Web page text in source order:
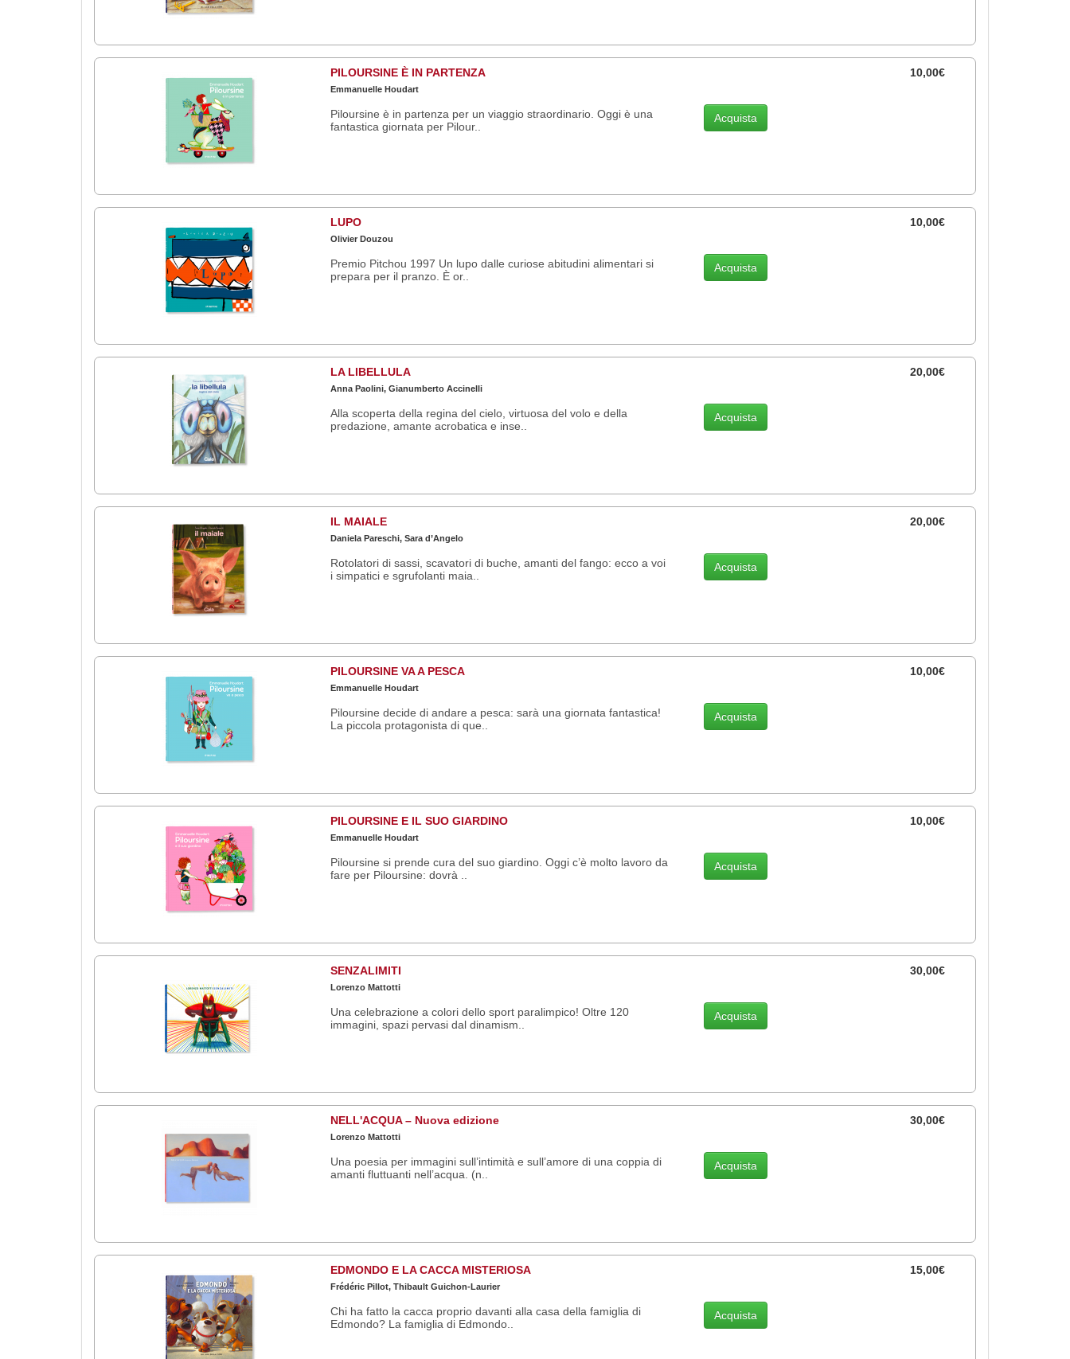
PILOURSINE È IN PARTENZA
Emmanuelle Houdart
Piloursine è in partenza per un viaggio straordinario. Oggi è una
fantastica giornata per Pilour..
10,00€
Acquista
LUPO
Olivier Douzou
Premio Pitchou 1997 Un lupo dalle curiose abitudini alimentari si
prepara per il pranzo. È or..
10,00€
Acquista
LA LIBELLULA
Anna Paolini, Gianumberto Accinelli
Alla scoperta della regina del cielo, virtuosa del volo e della
predazione, amante acrobatica e inse..
20,00€
Acquista
IL MAIALE
Daniela Pareschi, Sara d’Angelo
Rotolatori di sassi, scavatori di buche, amanti del fango: ecco a voi
i simpatici e sgrufolanti maia..
20,00€
Acquista
PILOURSINE VA A PESCA
Emmanuelle Houdart
Piloursine decide di andare a pesca: sarà una giornata fantastica!
La piccola protagonista di que..
10,00€
Acquista
PILOURSINE E IL SUO GIARDINO
Emmanuelle Houdart
Piloursine si prende cura del suo giardino. Oggi c’è molto lavoro da
fare per Piloursine: dovrà ..
10,00€
Acquista
SENZALIMITI
Lorenzo Mattotti
Una celebrazione a colori dello sport paralimpico! Oltre 120
immagini, spazi pervasi dal dinamism..
30,00€
Acquista
NELL'ACQUA – Nuova edizione
Lorenzo Mattotti
Una poesia per immagini sull’intimità e sull’amore di una coppia di
amanti fluttuanti nell’acqua. (n..
30,00€
Acquista
EDMONDO E LA CACCA MISTERIOSA
Frédéric Pillot, Thibault Guichon-Laurier
Chi ha fatto la cacca proprio davanti alla casa della famiglia di
Edmondo? La famiglia di Edmondo..
15,00€
Acquista